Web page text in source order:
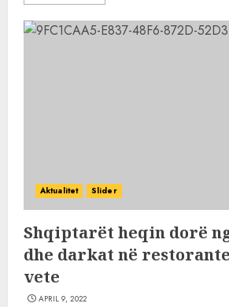
Aktualitet Slider
Shqiptarët heqin dorë
dhe darkat në
vete
APRIL 9, 2022